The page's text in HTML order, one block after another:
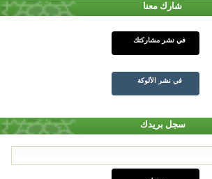
شارك معنا
في نشر مشاركتك
في نشر الألوكة
سجل بريدك